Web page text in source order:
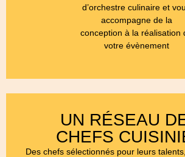
d’orchestre culinaire et
accompagne de la
conception à la réalisation
votre évènement
UN RÉSEAU
CHEFS
Des chefs sélectionnés pour leurs